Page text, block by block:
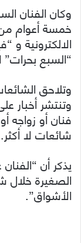
وكان الفنان
خمسة أعوام من
الالكترونية
“السبع
وتلاحق
وتنتشر أخبار
فنان أو زواجه
شائعات لا أكثر.
يذكر أن
الصغيرة خلال
الأشواق”.